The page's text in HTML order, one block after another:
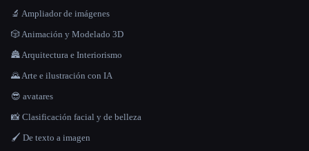
🔬 Ampliador de imágenes
🎲 Animación y Modelado 3D
🏯 Arquitectura e Interiorismo
🌄 Arte e ilustración con IA
😎 avatares
📸 Clasificación facial y de belleza
🖌️ De texto a imagen